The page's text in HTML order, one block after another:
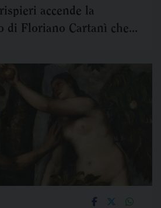
accende la
di Floriano Cartanì che